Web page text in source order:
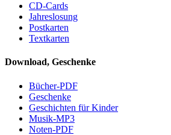
CD-Cards
Jahreslosung
Postkarten
Textkarten
Download, Geschenke
Bücher-PDF
Geschenke
Geschichten für Kinder
Musik-MP3
Noten-PDF